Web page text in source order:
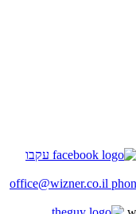
עקבו
office@wizner.co.il